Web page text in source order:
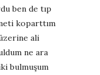
ben de tıp
koparttım
ali
ne ara
bulmuşum